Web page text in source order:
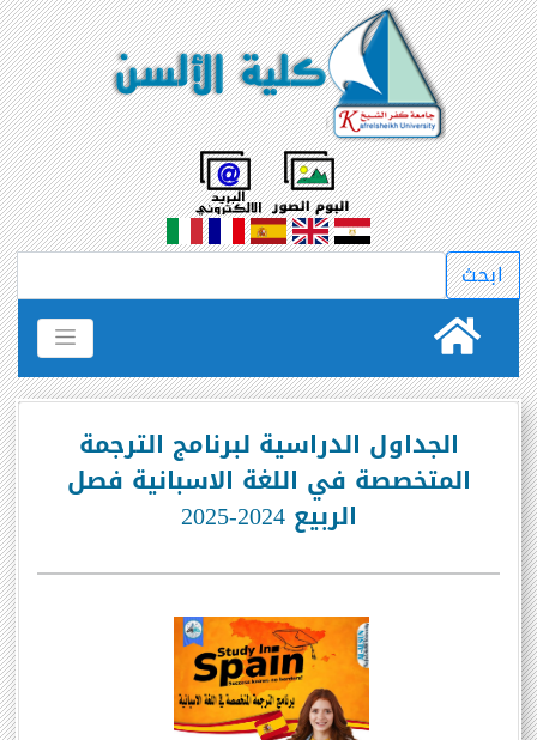
الجداول الدراسية لبرنامج الترجمة
المتخصصة في اللغة الاسبانية فصل
الربيع 2024-2025